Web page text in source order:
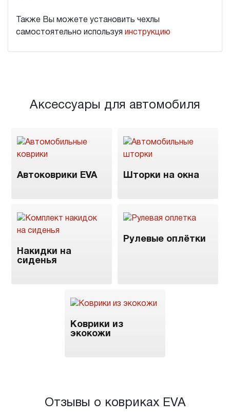
Также Вы можете установить чехлы
самостоятельно используя инструкцию
Аксессуары для автомобиля
Автоковрики EVA Шторки на окна
Накидки на
сиденья
Рулевые оплётки
Коврики из
экокожи
Отзывы о ковриках EVA